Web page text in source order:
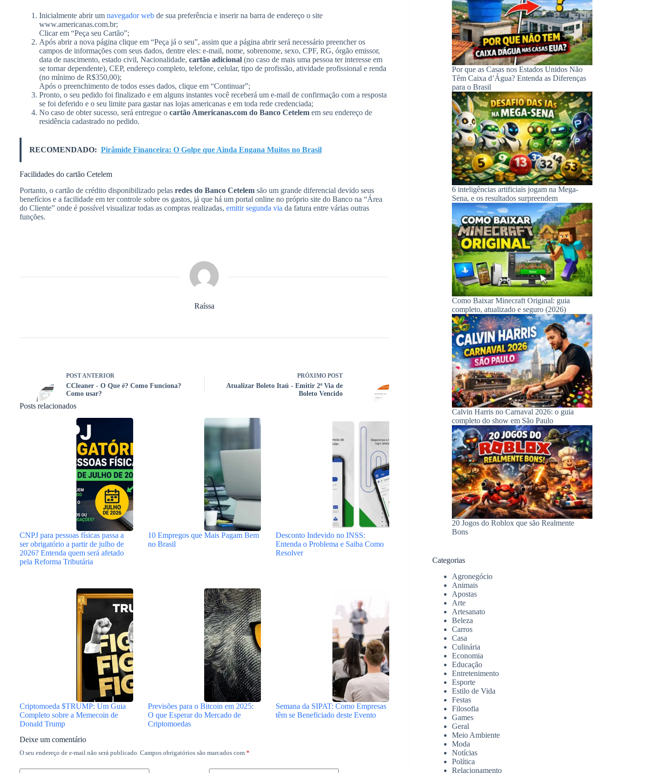
Inicialmente abrir um navegador web de sua preferência e inserir na barra de endereço o site
www.americanas.com.br;
Clicar em “Peça seu Cartão”;
Após abrir a nova página clique em “Peça já o seu”, assim que a página abrir será necessário preencher os
campos de informações com seus dados, dentre eles: e-mail, nome, sobrenome, sexo, CPF, RG, órgão emissor,
data de nascimento, estado civil, Nacionalidade, cartão adicional (no caso de mais uma pessoa ter interesse em
se tornar dependente), CEP, endereço completo, telefone, celular, tipo de profissão, atividade profissional e renda
(no mínimo de R$350,00);
Após o preenchimento de todos esses dados, clique em “Continuar”;
Pronto, o seu pedido foi finalizado e em alguns instantes você receberá um e-mail de confirmação com a resposta
se foi deferido e o seu limite para gastar nas lojas americanas e em toda rede credenciada;
No caso de obter sucesso, será entregue o cartão Americanas.com do Banco Cetelem em seu endereço de
residência cadastrado no pedido.
RECOMENDADO: Pirâmide Financeira: O Golpe que Ainda Engana Muitos no Brasil
Facilidades do cartão Cetelem
Portanto, o cartão de crédito disponibilizado pelas redes do Banco Cetelem são um grande diferencial devido seus
benefícios e a facilidade em ter controle sobre os gastos, já que há um portal online no próprio site do Banco na “Área
do Cliente” onde é possível visualizar todas as compras realizadas, emitir segunda via da fatura entre várias outras
funções.
Raíssa
POSTANTERIOR
CCleaner - O Que é? Como Funciona?
Como usar?
PRÓXIMO POST
Atualizar Boleto Itaú - Emitir 2ª Via de
Boleto Vencido
Posts relacionados
CNPJ para pessoas físicas passa a
ser obrigatório a partir de julho de
2026? Entenda quem será afetado
pela Reforma Tributária
10 Empregos que Mais Pagam Bem
no Brasil
Desconto Indevido no INSS:
Entenda o Problema e Saiba Como
Resolver
Criptomoeda $TRUMP: Um Guia
Completo sobre a Memecoin de
Donald Trump
Previsões para o Bitcoin em 2025:
O que Esperar do Mercado de
Criptomoedas
Semana da SIPAT: Como Empresas
têm se Beneficiado deste Evento
Deixe um comentário
O seu endereço de e-mail não será publicado. Campos obrigatórios são marcados com *
Por que as Casas nos Estados Unidos Não
Têm Caixa d’Água? Entenda as Diferenças
para o Brasil
6 inteligências artificiais jogam na Mega-
Sena, e os resultados surpreendem
Como Baixar Minecraft Original: guia
completo, atualizado e seguro (2026)
Calvin Harris no Carnaval 2026: o guia
completo do show em São Paulo
20 Jogos do Roblox que são Realmente
Bons
Categorias
Agronegócio
Animais
Apostas
Arte
Artesanato
Beleza
Carros
Casa
Culinária
Economia
Educação
Entretenimento
Esporte
Estilo de Vida
Festas
Filosofia
Games
Geral
Meio Ambiente
Moda
Notícias
Política
Relacionamento